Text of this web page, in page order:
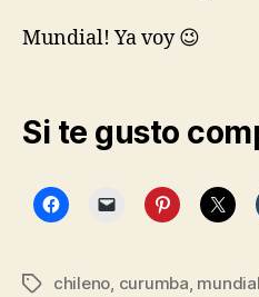
Mundial! Ya voy 😉
Si te gusto
Etiquetas
chileno curumba mundial